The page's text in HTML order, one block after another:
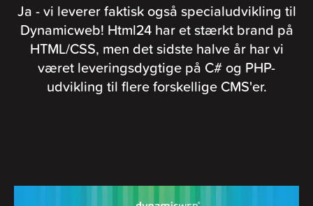
Ja - vi leverer faktisk også specialudvikling til
Dynamicweb! Html24 har et stærkt brand på
HTML/CSS, men det sidste halve år har vi
været leveringsdygtige på C# og PHP-
udvikling til flere forskellige CMS'er.